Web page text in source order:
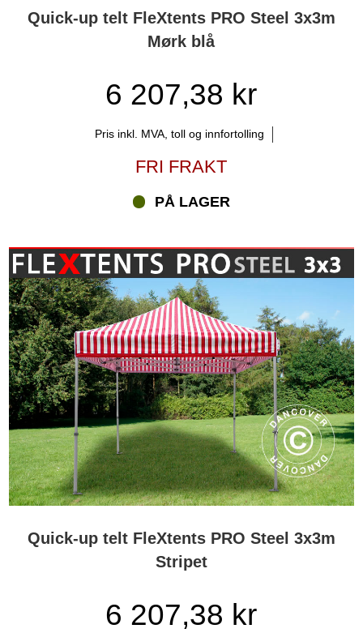
Quick-up telt FleXtents PRO Steel 3x3m
Mørk blå
6 207,38 kr
Pris inkl. MVA, toll og innfortolling
FRI FRAKT
PÅ LAGER
Quick-up telt FleXtents PRO Steel 3x3m
Stripet
6 207,38 kr